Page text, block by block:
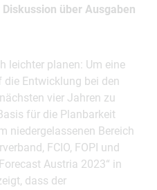
über Ausgaben
leichter planen: Um eine
Entwicklung bei den
vier Jahren zu
für die Planbarkeit
niedergelassenen Bereich
FCIO, FOPI und
Austria 2023“ in
dass der